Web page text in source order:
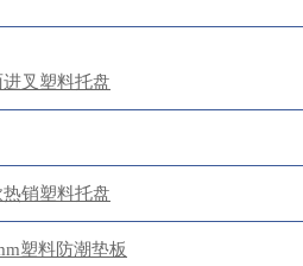
叉塑料托盘
销塑料托盘
塑料防潮垫板